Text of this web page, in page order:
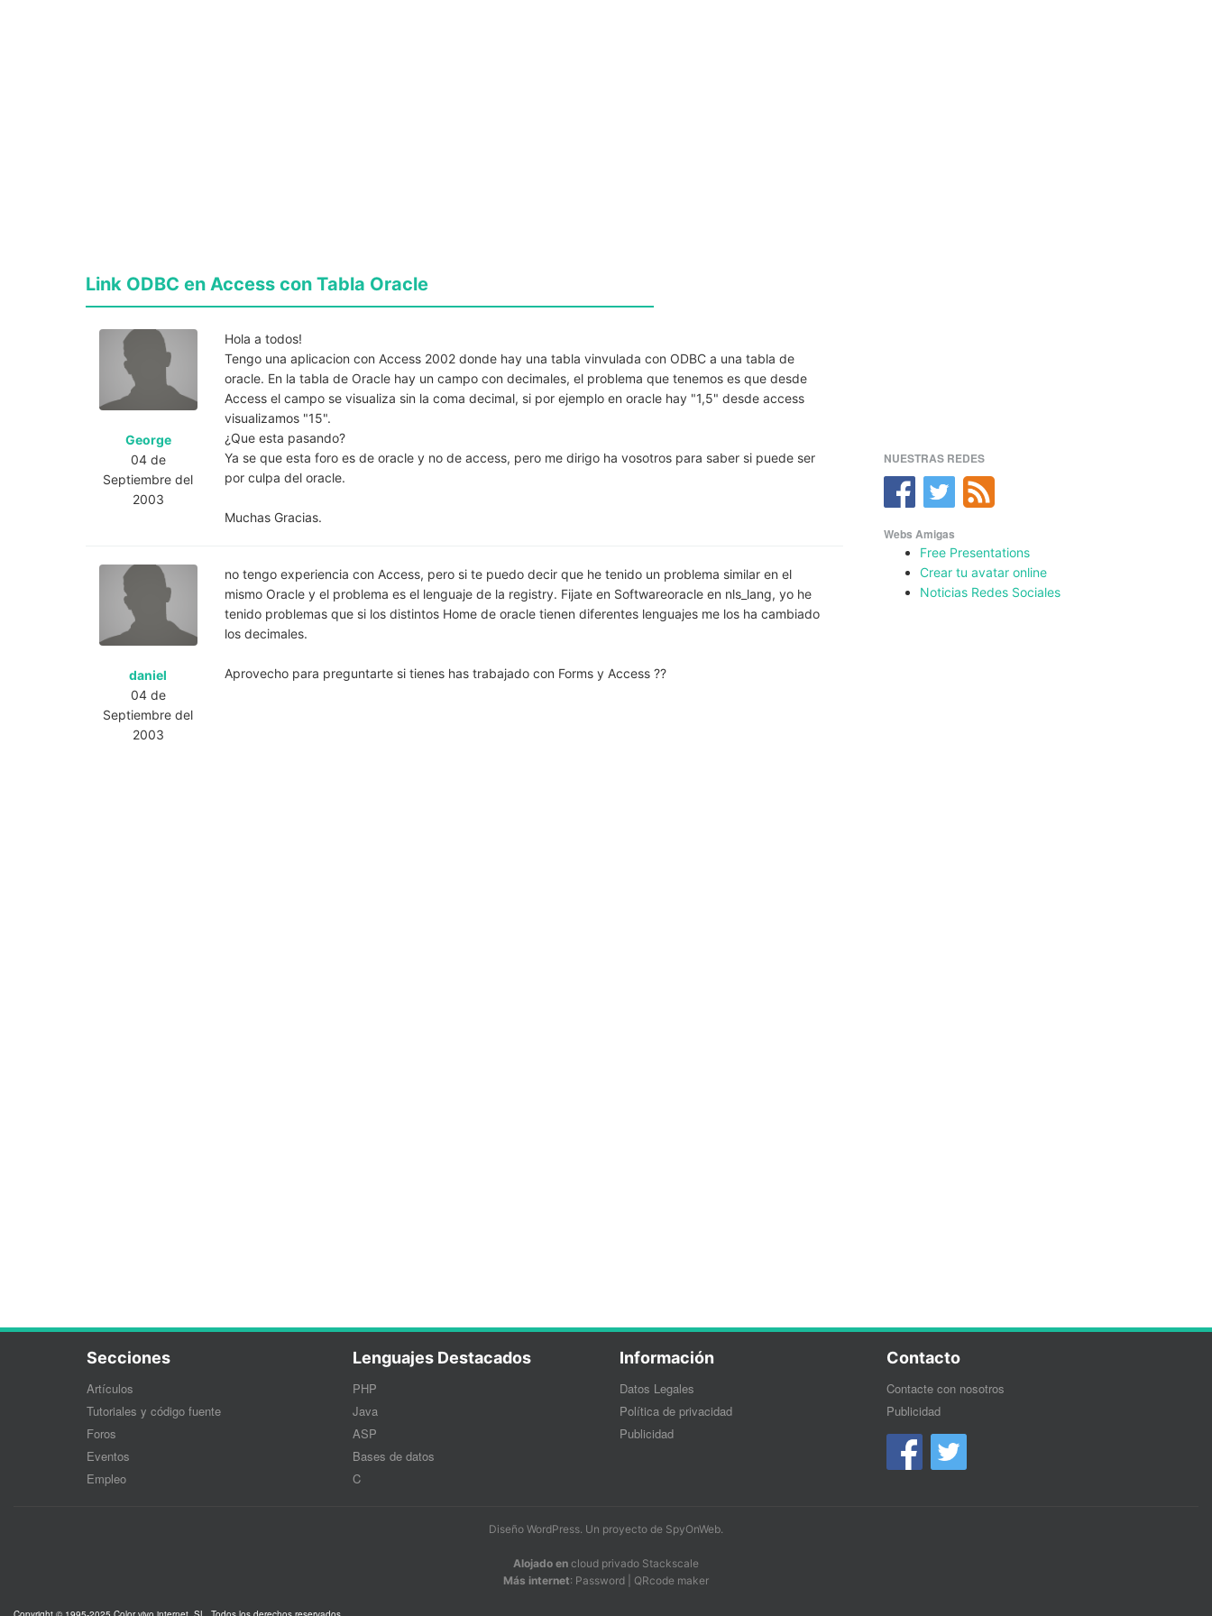
Link ODBC en Access con Tabla Oracle
George
04 de
Septiembre del
2003
Hola a todos!
Tengo una aplicacion con Access 2002 donde hay una tabla vinvulada con ODBC a una tabla de
oracle. En la tabla de Oracle hay un campo con decimales, el problema que tenemos es que desde
Access el campo se visualiza sin la coma decimal, si por ejemplo en oracle hay "1,5" desde access
visualizamos "15".
¿Que esta pasando?
Ya se que esta foro es de oracle y no de access, pero me dirigo ha vosotros para saber si puede ser
por culpa del oracle.
Muchas Gracias.
daniel
04 de
Septiembre del
2003
no tengo experiencia con Access, pero si te puedo decir que he tenido un problema similar en el
mismo Oracle y el problema es el lenguaje de la registry. Fijate en Softwareoracle en nls_lang, yo he
tenido problemas que si los distintos Home de oracle tienen diferentes lenguajes me los ha cambiado
los decimales.
Aprovecho para preguntarte si tienes has trabajado con Forms y Access ??
NUESTRAS REDES
Webs Amigas
Free Presentations
Crear tu avatar online
Noticias Redes Sociales
Secciones
Artículos
Tutoriales y código fuente
Foros
Eventos
Empleo
Lenguajes Destacados
PHP
Java
ASP
Bases de datos
C
Información
Datos Legales
Política de privacidad
Publicidad
Contacto
Contacte con nosotros
Publicidad
Diseño WordPress. Un proyecto de SpyOnWeb.
Alojado en cloud privado Stackscale
Más internet: Password QRcode maker